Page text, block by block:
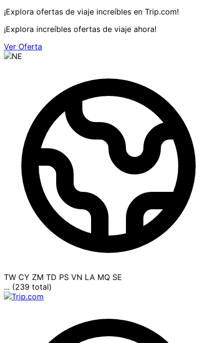
¡Explora ofertas de viaje increíbles en Trip.com!
¡Explora increíbles ofertas de viaje ahora!
Ver Oferta
TW CY ZM TD PS VN LA MQ SE
... (239 total)